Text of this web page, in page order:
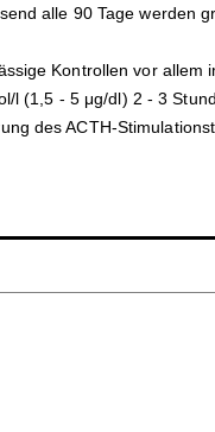
alle 90 Tage werden
Kontrollen vor
l (1,5 - 5 μg/dl) 2 - 3
des ACTH-